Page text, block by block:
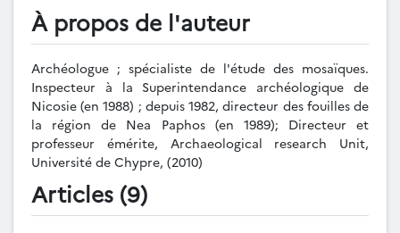
À propos de l'auteur
Archéologue ; spécialiste de l'étude des mosaïques.
Inspecteur à la Superintendance archéologique de
Nicosie (en 1988) ; depuis 1982, directeur des fouilles de
la région de Nea Paphos (en 1989); Directeur et
professeur émérite, Archaeological research Unit,
Université de Chypre, (2010)
Articles (9)